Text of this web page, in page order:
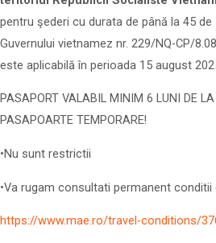
pentru şederi cu durata de până la 45
Guvernului vietnamez nr. 229/NQ-CP/
este aplicabilă în perioada 15 august
PASAPORT VALABIL MINIM 6 LUNI DE
PASAPOARTE TEMPORARE!
•Nu sunt restrictii
•Va rugam consultati permanent
https://www.mae.ro/travel-conditions/